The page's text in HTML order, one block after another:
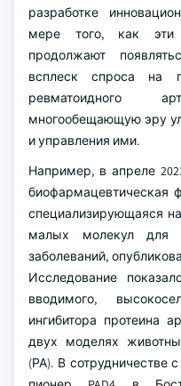
разработке
мере того, как эти
продолжают
всплеск спроса на
ревматоидного
многообещающую эру
и управления ими.
Например, в апреле
биофармацевтическая
специализирующаяся
малых молекул для
заболеваний,
Исследование
вводимого,
ингибитора протеина
двух моделях
(РА). В сотрудничестве